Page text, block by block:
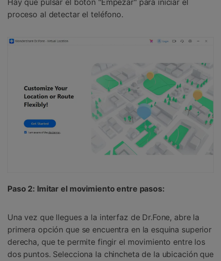
Hay que pulsar el botón "Empezar" para iniciar el
proceso al detectar el teléfono.
Paso 2: Imitar el movimiento entre pasos:
Una vez que llegues a la interfaz de Dr.Fone, abre la
primera opción que se encuentra en la esquina superior
derecha, que te permite fingir el movimiento entre los
dos puntos. Selecciona la chincheta de la ubicación que